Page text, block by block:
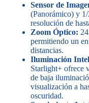
Sensor de
(Panorámico) y
resolución de
Zoom Óptico:
permitiendo un
distancias.
Iluminación
Starlight+ ofrece
de baja
visualización a
oscuridad.